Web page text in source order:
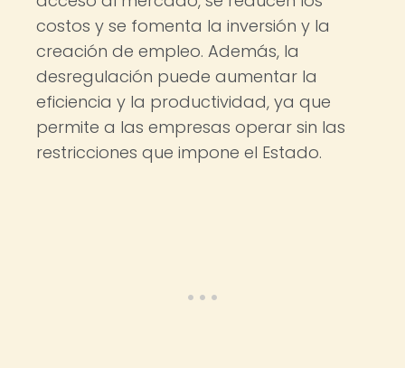
costos y se fomenta la inversión y la
creación de empleo. Además, la
desregulación puede aumentar la
eficiencia y la productividad, ya que
permite a las empresas operar sin las
restricciones que impone el Estado.